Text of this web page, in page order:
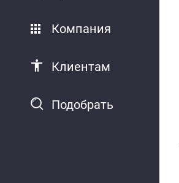
Компания
Клиентам
Подобрать